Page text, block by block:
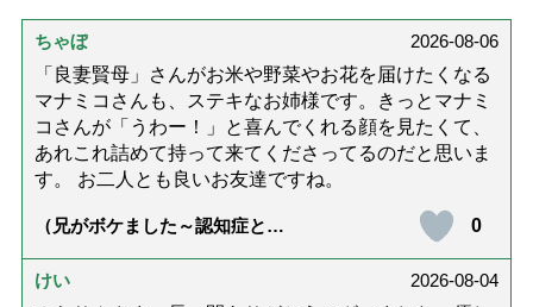
ちゃぼ
2026-08-06
「良妻賢母」さんがお米や野菜やお花を届けたくなる
マナミコさんも、ステキなお姉様です。きっとマナミ
コさんが「うわー！」と喜んでくれる顔を見たくて、
あれこれ詰めて持って来てくださってるのだと思いま
す。 お二人とも良いお友達ですね。
（兄がボケました～認知症と介
達』が届きました」）
0
けい
2026-08-04